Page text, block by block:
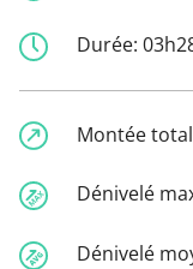
Durée:
Montée
Dénivelé
Dénivelé